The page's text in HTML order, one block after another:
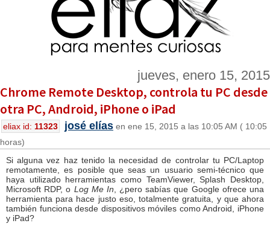
jueves, enero 15, 2015
Chrome Remote Desktop, controla tu PC desde
otra PC, Android, iPhone o iPad
eliax id: 11323 josé elías en ene 15, 2015 a las 10:05 AM ( 10:05
horas)
Si alguna vez haz tenido la necesidad de controlar tu PC/Laptop
remotamente, es posible que seas un usuario semi-técnico que
haya utilizado herramientas como TeamViewer, Splash Desktop,
Microsoft RDP, o Log Me In , ¿pero sabías que Google ofrece una
herramienta para hace justo eso, totalmente gratuita, y que ahora
también funciona desde dispositivos móviles como Android, iPhone
y iPad?